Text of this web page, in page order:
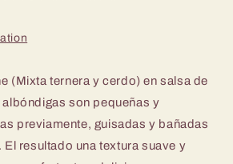
(Mixta ternera y cerdo) en salsa de
son pequeñas y
previamente, guisadas y bañadas
El resultado una textura suave y